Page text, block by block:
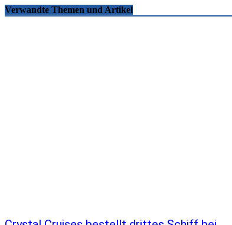
Verwandte Themen und Artikel